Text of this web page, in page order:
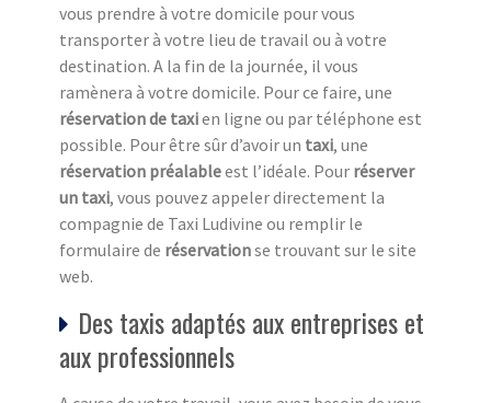
vous prendre à votre domicile pour vous
transporter à votre lieu de travail ou à votre
destination. A la fin de la journée, il vous
ramènera à votre domicile. Pour ce faire, une
réservation de taxien ligne ou par téléphone est
possible. Pour être sûr d’avoir un taxi, une
réservation préalableest l’idéale. Pour réserver
un taxi, vous pouvez appeler directement la
compagnie de Taxi Ludivine ou remplir le
formulaire de réservationse trouvant sur le site
web.
Des taxis adaptés aux entreprises et
aux professionnels